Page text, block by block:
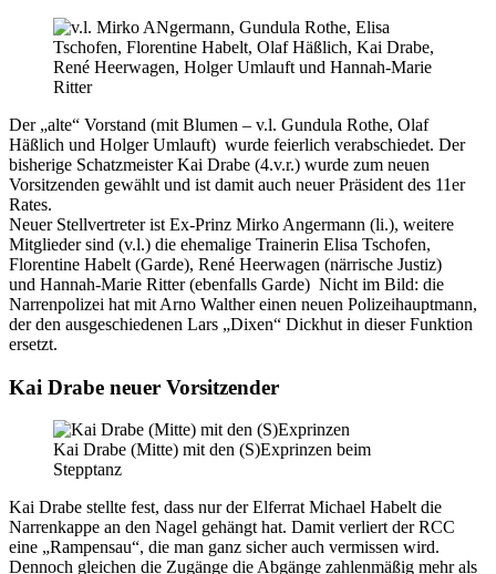
Der „alte“ Vorstand (mit Blumen – v.l. Gundula Rothe, Olaf
Häßlich und Holger Umlauft) wurde feierlich verabschiedet. Der
bisherige Schatzmeister Kai Drabe (4.v.r.) wurde zum neuen
Vorsitzenden gewählt und ist damit auch neuer Präsident des 11er
Rates.
Neuer Stellvertreter ist Ex-Prinz Mirko Angermann (li.), weitere
Mitglieder sind (v.l.) die ehemalige Trainerin Elisa Tschofen,
Florentine Habelt (Garde), René Heerwagen (närrische Justiz)
und Hannah-Marie Ritter (ebenfalls Garde) Nicht im Bild: die
Narrenpolizei hat mit Arno Walther einen neuen Polizeihauptmann,
der den ausgeschiedenen Lars „Dixen“ Dickhut in dieser Funktion
ersetzt.
Kai Drabe neuer Vorsitzender
Kai Drabe (Mitte) mit den (S)Exprinzen beim
Stepptanz
Kai Drabe stellte fest, dass nur der Elferrat Michael Habelt die
Narrenkappe an den Nagel gehängt hat. Damit verliert der RCC
eine „Rampensau“, die man ganz sicher auch vermissen wird.
Dennoch gleichen die Zugänge die Abgänge zahlenmäßig mehr als